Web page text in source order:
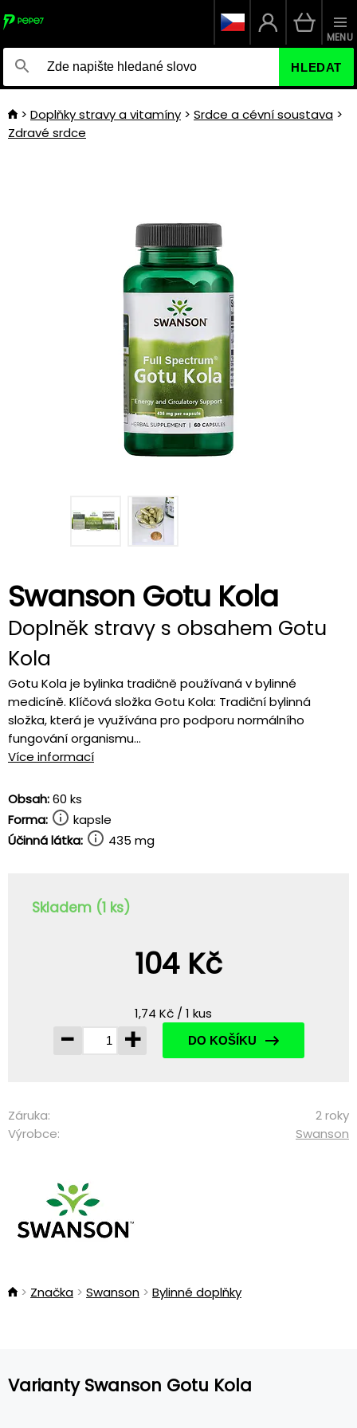
HLEDAT
MENU
Doplňky stravy a vitamíny
Srdce a cévní soustava
Zdravé srdce
Swanson Gotu Kola
Doplněk stravy s obsahem Gotu
Kola
Gotu Kola je bylinka tradičně používaná v bylinné
medicíně. Klíčová složka Gotu Kola: Tradiční bylinná
složka, která je využívána pro podporu normálního
fungování organismu...
Více informací
Obsah:60 ks
Forma:
kapsle
Účinná látka:
435 mg
Skladem (1 ks)
104 Kč
1,74 Kč / 1 kus
- + DO KOŠÍKU
Záruka:
2 roky
Výrobce:
Swanson
Značka Swanson Bylinné doplňky
Varianty Swanson Gotu Kola